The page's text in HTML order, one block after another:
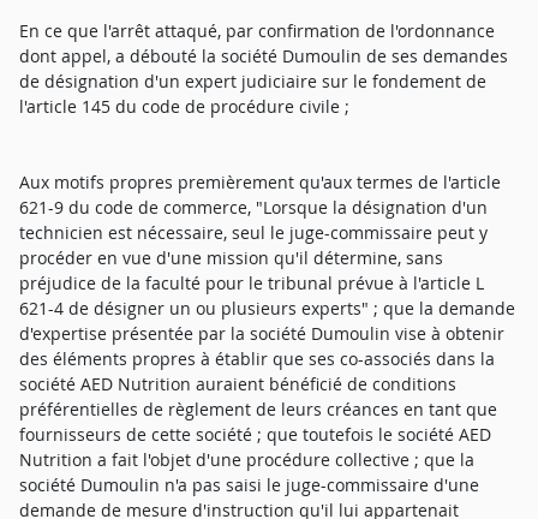
En ce que l'arrêt attaqué, par confirmation de l'ordonnance
dont appel, a débouté la société Dumoulin de ses demandes
de désignation d'un expert judiciaire sur le fondement de
l'article 145 du code de procédure civile ;
Aux motifs propres premièrement qu'aux termes de l'article
621-9 du code de commerce, "Lorsque la désignation d'un
technicien est nécessaire, seul le juge-commissaire peut y
procéder en vue d'une mission qu'il détermine, sans
préjudice de la faculté pour le tribunal prévue à l'article L
621-4 de désigner un ou plusieurs experts" ; que la demande
d'expertise présentée par la société Dumoulin vise à obtenir
des éléments propres à établir que ses co-associés dans la
société AED Nutrition auraient bénéficié de conditions
préférentielles de règlement de leurs créances en tant que
fournisseurs de cette société ; que toutefois le société AED
Nutrition a fait l'objet d'une procédure collective ; que la
société Dumoulin n'a pas saisi le juge-commissaire d'une
demande de mesure d'instruction qu'il lui appartenait